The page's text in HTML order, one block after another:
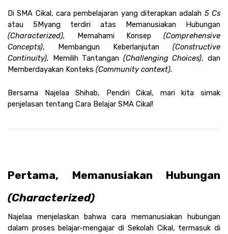
Di SMA Cikal, cara pembelajaran yang diterapkan adalah
atau 5Myang terdiri atas Memanusiakan Hubungan
(Characterized),
Memahami Konsep (Comprehensive
Concepts), Membangun Keberlanjutan (Constructive
Continuity),
Memilih Tantangan (Challenging Choices), dan
Memberdayakan Konteks (Community context).
Bersama Najelaa Shihab, Pendiri Cikal, mari kita simak
penjelasan tentang Cara Belajar SMA Cikal!
(Characterized)
Najelaa menjelaskan bahwa cara memanusiakan hubungan
dalam proses belajar-mengajar di Sekolah Cikal, termasuk di